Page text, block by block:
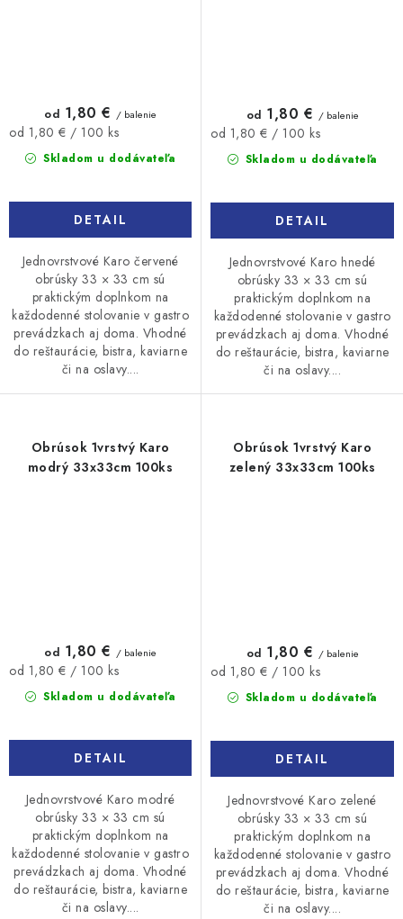
Skladom u dodávateľa
od 1,80 € / balenie
Jednotková
cena:
od 1,80 € / 100 ks
DETAIL
Jednovrstvové Karo červené
obrúsky 33 × 33 cm sú
praktickým doplnkom na
každodenné stolovanie v gastro
prevádzkach aj doma. Vhodné
do reštaurácie, bistra, kaviarne
či na oslavy....
Skladom u dodávateľa
od 1,80 € / balenie
Jednotková
cena:
od 1,80 € / 100 ks
DETAIL
Jednovrstvové Karo hnedé
obrúsky 33 × 33 cm sú
praktickým doplnkom na
každodenné stolovanie v gastro
prevádzkach aj doma. Vhodné
do reštaurácie, bistra, kaviarne
či na oslavy....
Obrúsok 1vrstvý Karo
modrý 33x33cm 100ks
Skladom u dodávateľa
od 1,80 € / balenie
Jednotková
cena:
od 1,80 € / 100 ks
DETAIL
Jednovrstvové Karo modré
obrúsky 33 × 33 cm sú
praktickým doplnkom na
každodenné stolovanie v gastro
prevádzkach aj doma. Vhodné
do reštaurácie, bistra, kaviarne
či na oslavy....
Obrúsok 1vrstvý Karo
zelený 33x33cm 100ks
Skladom u dodávateľa
od 1,80 € / balenie
Jednotková
cena:
od 1,80 € / 100 ks
DETAIL
Jednovrstvové Karo zelené
obrúsky 33 × 33 cm sú
praktickým doplnkom na
každodenné stolovanie v gastro
prevádzkach aj doma. Vhodné
do reštaurácie, bistra, kaviarne
či na oslavy....